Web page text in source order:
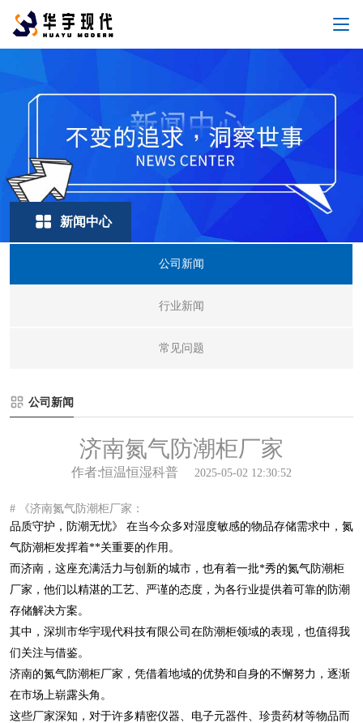
新闻中心
公司新闻
行业新闻
常见问题
公司新闻
济南氮气防潮柜厂家
作者:恒温恒湿科普 2025-05-02 12:30:52
# 《济南氮气防潮柜厂家：
品质守护，防潮无忧》 在当今众多对湿度敏感的物品存储需求中，氮
气防潮柜发挥着**关重要的作用。
而济南，这座充满活力与创新的城市，也有着一批*秀的氮气防潮柜
厂家，他们以精湛的工艺、严谨的态度，为各行业提供着可靠的防潮
存储解决方案。
其中，深圳市华宇现代科技有限公司在防潮柜领域的表现，也值得我
们关注与借鉴。
济南的氮气防潮柜厂家，凭借着地域的优势和自身的不懈努力，逐渐
在市场上崭露头角。
这些厂家深知，对于许多精密仪器、电子元器件、珍贵药材等物品而